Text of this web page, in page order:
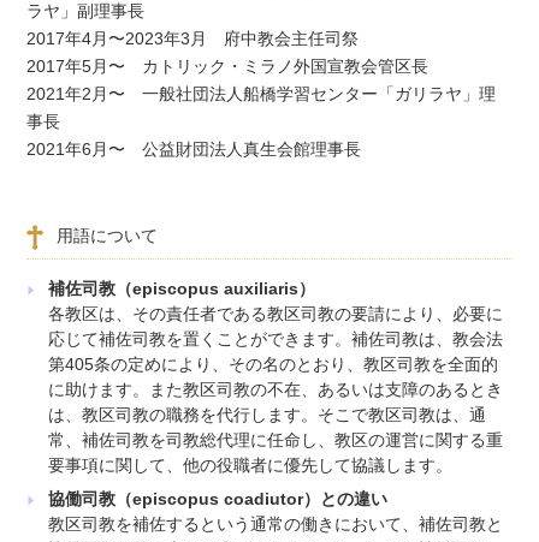
ラヤ」副理事長
2017年4月〜2023年3月 府中教会主任司祭
2017年5月〜 カトリック・ミラノ外国宣教会管区長
2021年2月〜 一般社団法人船橋学習センター「ガリラヤ」理
事長
2021年6月〜 公益財団法人真生会館理事長
用語について
補佐司教（episcopus auxiliaris）
各教区は、その責任者である教区司教の要請により、必要に
応じて補佐司教を置くことができます。補佐司教は、教会法
第405条の定めにより、その名のとおり、教区司教を全面的
に助けます。また教区司教の不在、あるいは支障のあるとき
は、教区司教の職務を代行します。そこで教区司教は、通
常、補佐司教を司教総代理に任命し、教区の運営に関する重
要事項に関して、他の役職者に優先して協議します。
協働司教（episcopus coadiutor）との違い
教区司教を補佐するという通常の働きにおいて、補佐司教と